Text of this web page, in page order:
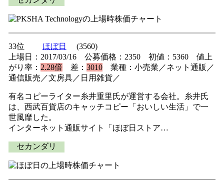
33位 ほぼ日
(3560)
上場日：2017/03/16 公募価格：2350 初値：5360 値上
がり率： 2.28倍差： 3010業種：小売業／ネット通販／
通信販売／文房具／日用雑貨／
有名コピーライター糸井重里氏が運営する会社。糸井氏
は、西武百貨店のキャッチコピー「おいしい生活」で一
世風靡した。
インターネット通販サイト「ほぼ日ストア…
セカンダリ